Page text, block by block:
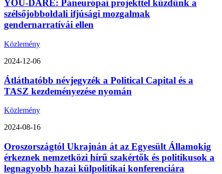
YOU-DARE: Páneurópai projekttel küzdünk a
szélsőjobboldali ifjúsági mozgalmak
gendernarratívái ellen
Közlemény
2024-12-06
Átláthatóbb névjegyzék a Political Capital és a
TASZ kezdeményezése nyomán
Közlemény
2024-08-16
Oroszországtól Ukrajnán át az Egyesült Államokig
érkeznek nemzetközi hírű szakértők és politikusok a
legnagyobb hazai külpolitikai konferenciára